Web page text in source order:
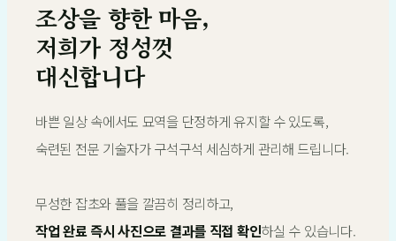
조상을 향한 마음,
저희가 정성껏
대신합니다
바쁜 일상 속에서도 묘역을 단정하게 유지할 수 있도록,
숙련된 전문 기술자가 구석구석 세심하게 관리해 드립니다.
무성한 잡초와 풀을 깔끔히 정리하고,
작업 완료 즉시 사진으로 결과를 직접 확인하실 수 있습니다.